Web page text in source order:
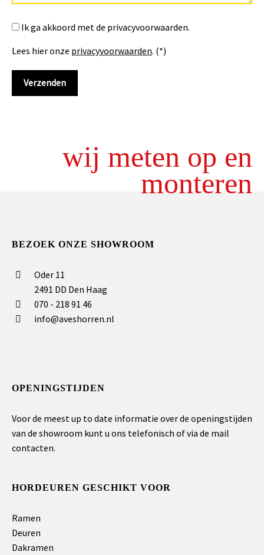
Ik ga akkoord met de privacyvoorwaarden.
Lees hier onze privacyvoorwaarden. (*)
wij meten op en
monteren
BEZOEK ONZE SHOWROOM
Oder 11
2491 DD Den Haag
070 - 218 91 46
info@aveshorren.nl
OPENINGSTIJDEN
Voor de meest up to date informatie over de openingstijden
van de showroom kunt u ons telefonisch of via de mail
contacten.
HORDEUREN GESCHIKT VOOR
Ramen
Deuren
Dakramen